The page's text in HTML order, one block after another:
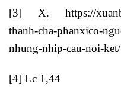
[3] X. https://
thanh-cha-phanxico-
nhung-nhip-cau-noi-ket/
[4] Lc 1,44